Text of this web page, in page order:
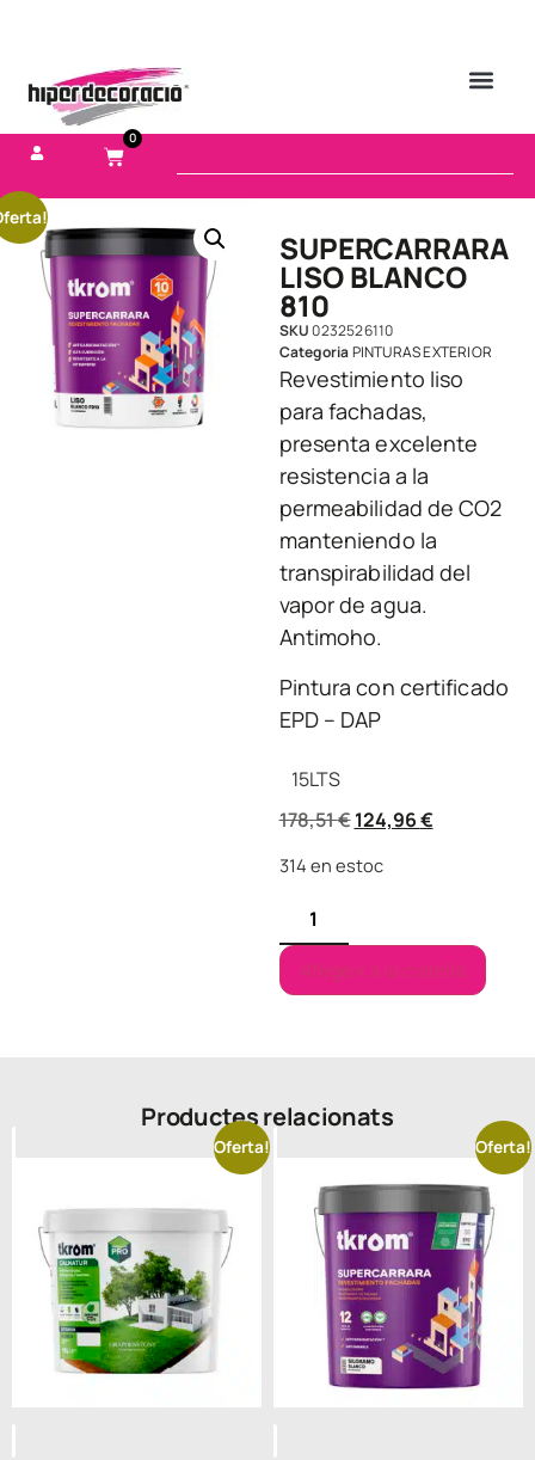
0
SUPERCARRARA
LISO BLANCO
810
SKU0232526110
CategoriaPINTURAS EXTERIOR
Revestimiento liso
para fachadas,
presenta excelente
resistencia a la
permeabilidad de CO2
manteniendo la
transpirabilidad del
vapor de agua.
Antimoho.
Pintura con certificado
EPD – DAP
15LTS
178,51€ 124,96€
314 en estoc
Afegeix a la cistella
Productes relacionats
Oferta! Oferta!